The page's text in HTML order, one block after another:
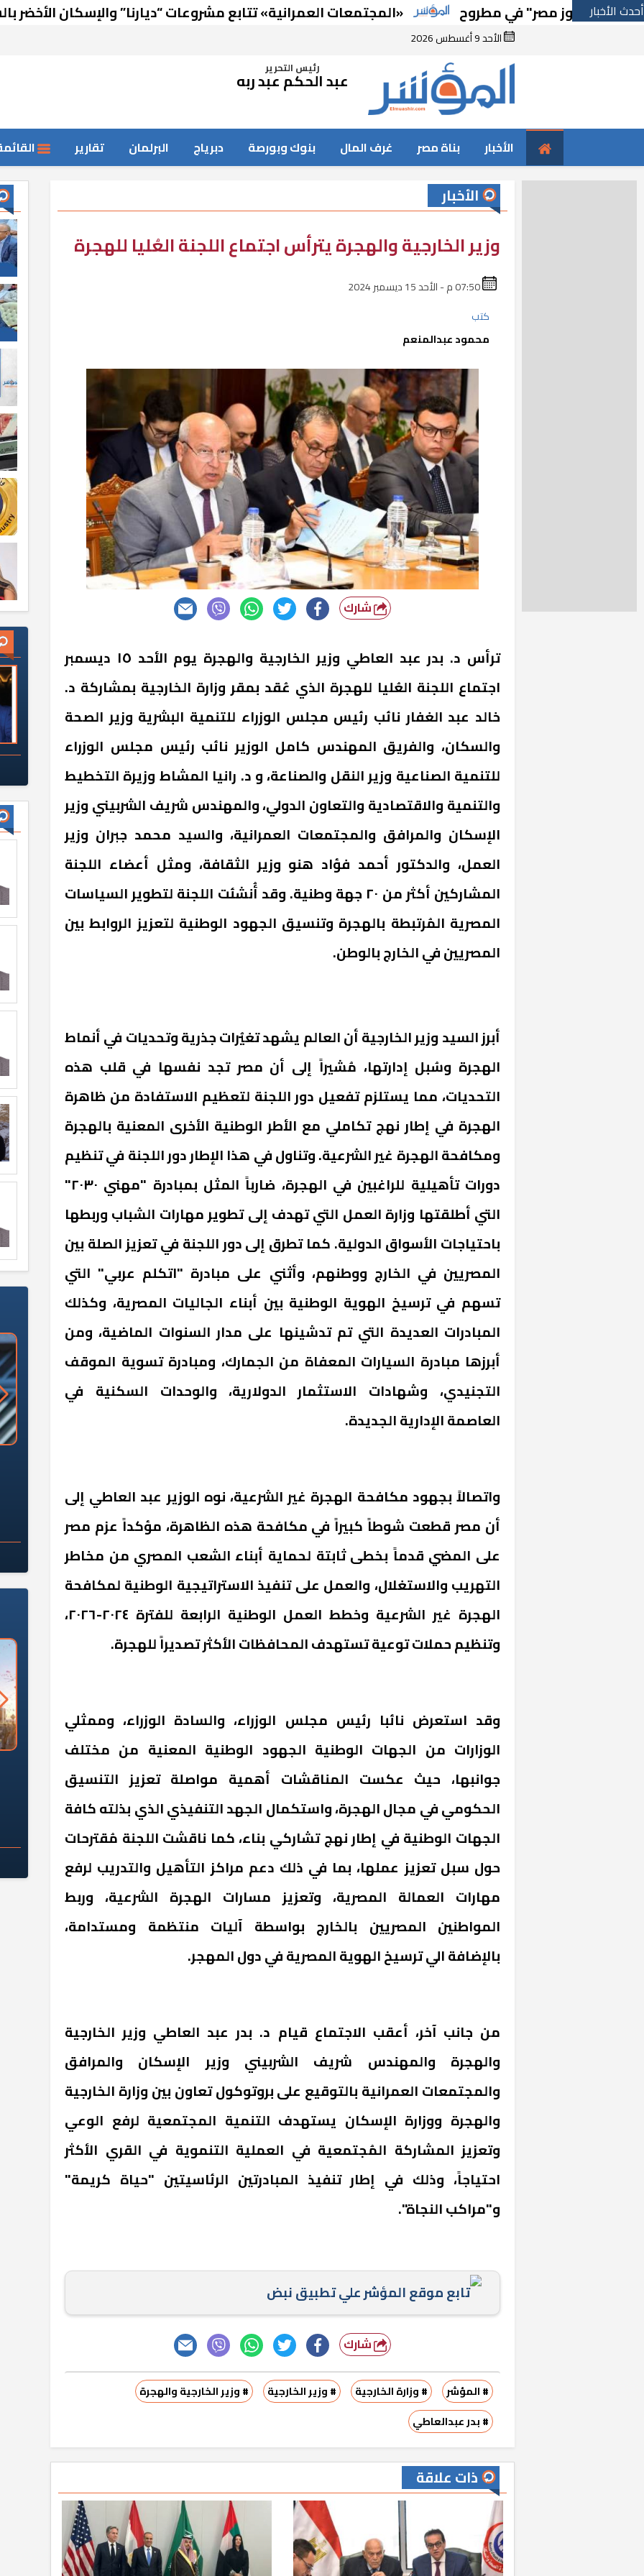
أحدث الأخبار «المجتمعات العمرانية» تتابع مشروعات “ديارنا” والإسكان الأخضر بالسادات
الأحد 9 أغسطس 2026
رئيس التحرير
عبد الحكم عبد ربه
الأخبار بناة مصر غرف المال بنوك وبورصة دبرياج البرلمان تقارير
الأخبار
وزير الخارجية والهجرة يترأس اجتماع اللجنة العُليا للهجرة
كتب
محمود عبدالمنعم
شارك
ترأس د. بدر عبد العاطي وزير الخارجية والهجرة يوم الأحد ١٥ ديسمبر
اجتماع اللجنة العُليا للهجرة الذي عُقد بمقر وزارة الخارجية بمشاركة د.
خالد عبد الغفار نائب رئيس مجلس الوزراء للتنمية البشرية وزير الصحة
والسكان، والفريق المهندس كامل الوزير نائب رئيس مجلس الوزراء
للتنمية الصناعية وزير النقل والصناعة، و د. رانيا المشاط وزيرة التخطيط
والتنمية والاقتصادية والتعاون الدولي، والمهندس شريف الشربيني وزير
الإسكان والمرافق والمجتمعات العمرانية، والسيد محمد جبران وزير
العمل، والدكتور أحمد فؤاد هنو وزير الثقافة، ومثل أعضاء اللجنة
المشاركين أكثر من ٢٠ جهة وطنية. وقد أُنشئت اللجنة لتطوير السياسات
المصرية المُرتبطة بالهجرة وتنسيق الجهود الوطنية لتعزيز الروابط بين
المصريين في الخارج بالوطن.
أبرز السيد وزير الخارجية أن العالم يشهد تغيُرات جذرية وتحديات في أنماط
الهجرة وسُبل إدارتها، مُشيراً إلى أن مصر تجد نفسها في قلب هذه
التحديات، مما يستلزم تفعيل دور اللجنة لتعظيم الاستفادة من ظاهرة
الهجرة في إطار نهج تكاملي مع الأطر الوطنية الأخرى المعنية بالهجرة
ومكافحة الهجرة غير الشرعية. وتناول في هذا الإطار دور اللجنة في تنظيم
دورات تأهيلية للراغبين في الهجرة، ضارباً المثل بمبادرة "مهني ٢٠٣٠"
التي أطلقتها وزارة العمل التي تهدف إلى تطوير مهارات الشباب وربطها
باحتياجات الأسواق الدولية. كما تطرق إلى دور اللجنة في تعزيز الصلة بين
المصريين في الخارج ووطنهم، وأثني على مبادرة "اتكلم عربي" التي
تسهم في ترسيخ الهوية الوطنية بين أبناء الجاليات المصرية، وكذلك
المبادرات العديدة التي تم تدشينها على مدار السنوات الماضية، ومن
أبرزها مبادرة السيارات المعفاة من الجمارك، ومبادرة تسوية الموقف
التجنيدي، وشهادات الاستثمار الدولارية، والوحدات السكنية في
العاصمة الإدارية الجديدة.
واتصالاً بجهود مكافحة الهجرة غير الشرعية، نوه الوزير عبد العاطي إلى
أن مصر قطعت شوطاً كبيراً في مكافحة هذه الظاهرة، مؤكداً عزم مصر
على المضي قدماً بخطى ثابتة لحماية أبناء الشعب المصري من مخاطر
التهريب والاستغلال، والعمل على تنفيذ الاستراتيجية الوطنية لمكافحة
الهجرة غير الشرعية وخطط العمل الوطنية الرابعة للفترة ٢٠٢٤-٢٠٢٦،
وتنظيم حملات توعية تستهدف المحافظات الأكثر تصديراً للهجرة.
وقد استعرض نائبا رئيس مجلس الوزراء، والسادة الوزراء، وممثلي
الوزارات من الجهات الوطنية الجهود الوطنية المعنية من مختلف
جوانبها، حيث عكست المناقشات أهمية مواصلة تعزيز التنسيق
الحكومي في مجال الهجرة، واستكمال الجهد التنفيذي الذي بذلته كافة
الجهات الوطنية في إطار نهج تشاركي بناء، كما ناقشت اللجنة مُقترحات
حول سبل تعزيز عملها، بما في ذلك دعم مراكز التأهيل والتدريب لرفع
مهارات العمالة المصرية، وتعزيز مسارات الهجرة الشرعية، وربط
المواطنين المصريين بالخارج بواسطة آليات منتظمة ومستدامة،
بالإضافة الي ترسيخ الهوية المصرية في دول المهجر.
من جانب آخر، أعقب الاجتماع قيام د. بدر عبد العاطي وزير الخارجية
والهجرة والمهندس شريف الشربيني وزير الإسكان والمرافق
والمجتمعات العمرانية بالتوقيع على بروتوكول تعاون بين وزارة الخارجية
والهجرة ووزارة الإسكان يستهدف التنمية المجتمعية لرفع الوعي
وتعزيز المشاركة المُجتمعية في العملية التنموية في القري الأكثر
احتياجاً، وذلك في إطار تنفيذ المبادرتين الرئاسيتين "حياة كريمة"
و"مراكب النجاة".
تابع موقع المؤشر علي تطبيق نبض
شارك
# المؤشر # وزارة الخارجية # وزير الخارجية
# وزير الخارجية والهجرة
# بدر عبدالعاطي
ذات علاقة
من يوقف سرطان الأبراج السكنية
المخالفة ياحكومة؟ الكهربائي السريع الجارٍ تنفيذها؟